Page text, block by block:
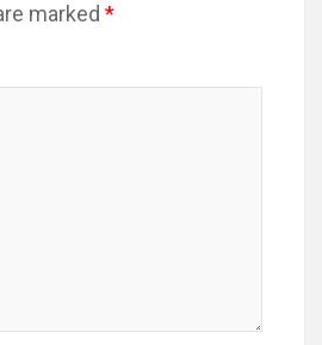
marked *